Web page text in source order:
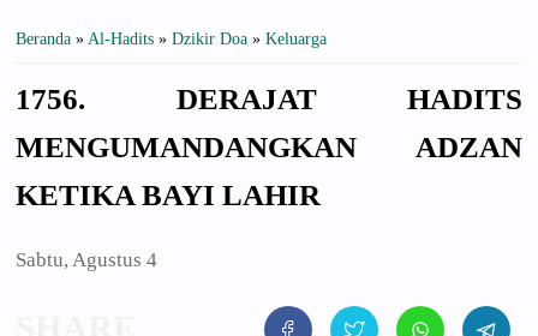
Beranda » Al-Hadits » Dzikir Doa » Keluarga
1756. DERAJAT HADITS
MENGUMANDANGKAN ADZAN
KETIKA BAYI LAHIR
Sabtu, Agustus 4